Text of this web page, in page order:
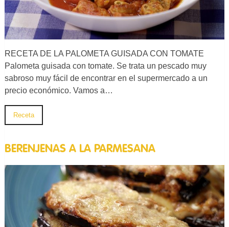
RECETA DE LA PALOMETA GUISADA CON TOMATE
Palometa guisada con tomate. Se trata un pescado muy
sabroso muy fácil de encontrar en el supermercado a un
precio económico. Vamos a…
Receta
BERENJENAS A LA PARMESANA